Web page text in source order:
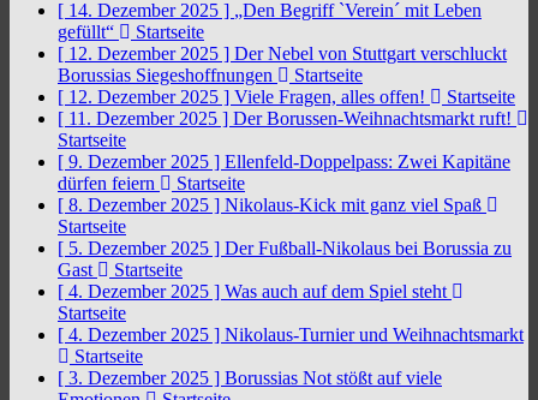
[ 14. Dezember 2025 ] „Den Begriff `Verein´ mit Leben
gefüllt“
Startseite
[ 12. Dezember 2025 ] Der Nebel von Stuttgart verschluckt
Borussias Siegeshoffnungen
Startseite
[ 12. Dezember 2025 ] Viele Fragen, alles offen!
Startseite
[ 11. Dezember 2025 ] Der Borussen-Weihnachtsmarkt ruft!
Startseite
[ 9. Dezember 2025 ] Ellenfeld-Doppelpass: Zwei Kapitäne
dürfen feiern
Startseite
[ 8. Dezember 2025 ] Nikolaus-Kick mit ganz viel Spaß
Startseite
[ 5. Dezember 2025 ] Der Fußball-Nikolaus bei Borussia zu
Gast
Startseite
[ 4. Dezember 2025 ] Was auch auf dem Spiel steht
Startseite
[ 4. Dezember 2025 ] Nikolaus-Turnier und Weihnachtsmarkt
Startseite
[ 3. Dezember 2025 ] Borussias Not stößt auf viele